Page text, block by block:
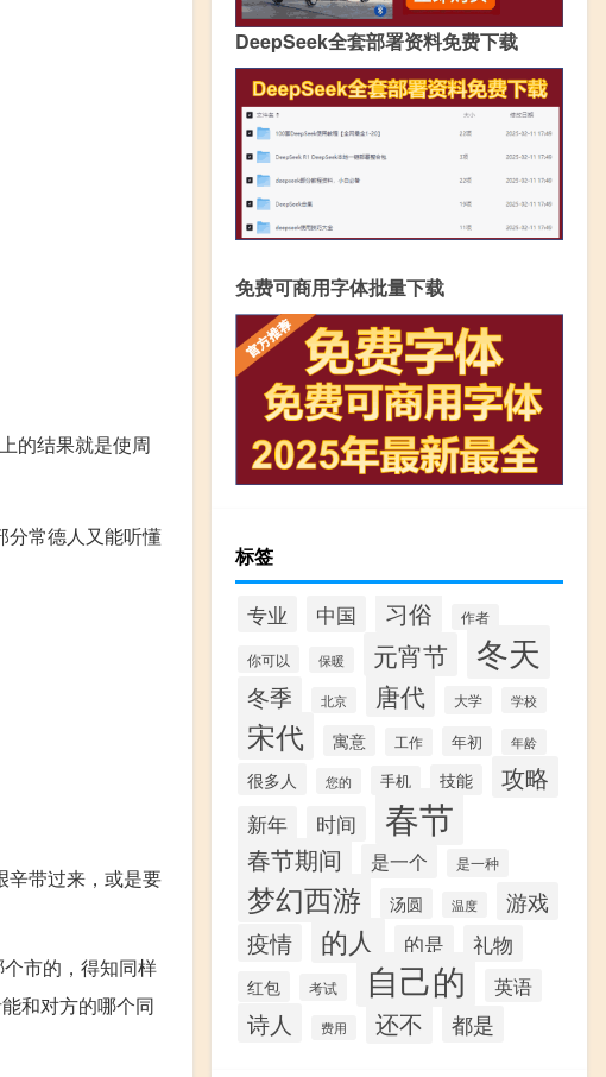
的结果就是使周
分常德人又能听懂
辛带过来，或是要
市的，得知同样
和对方的哪个同
DeepSeek全套部署资料免费下载
免费可商用字体批量下载
标签
专业 中国 习俗 作者
你可以 保暖 元宵节 冬天
冬季 北京 唐代 大学 学校
宋代 寓意 工作 年初 年龄
很多人 您的 手机 技能 攻略
新年 时间 春节
春节期间 是一个 是一种
梦幻西游 汤圆 温度
游戏
疫情
的人 的是 礼物
红包 考试 自己的 英语
诗人 费用 还不 都是